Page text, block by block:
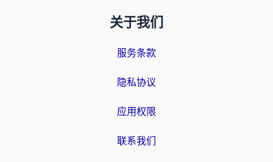
关于我们
服务条款
隐私协议
应用权限
联系我们